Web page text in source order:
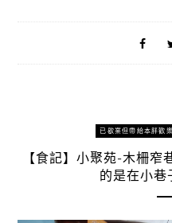
已歇業但帶給本胖歡
【食記】小聚苑-木柵
的是在小巷